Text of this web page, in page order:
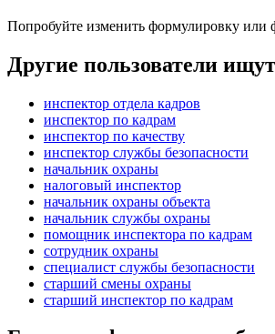
Попробуйте изменить формулировку или
Другие пользователи ищут
инспектор отдела кадров
инспектор по кадрам
инспектор по качеству
инспектор службы безопасности
начальник охраны
налоговый инспектор
начальник охраны объекта
начальник службы охраны
помощник инспектора по кадрам
сотрудник охраны
специалист службы безопасности
старший смены охраны
старший инспектор по кадрам